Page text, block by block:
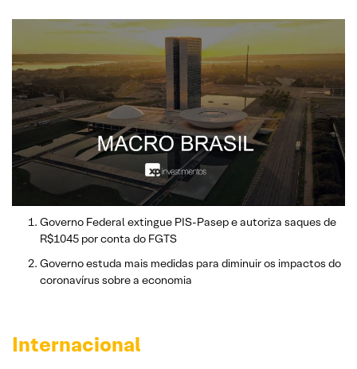
Governo Federal extingue PIS-Pasep e autoriza saques de
R$1045 por conta do FGTS
Governo estuda mais medidas para diminuir os impactos do
coronavírus sobre a economia
Internacional